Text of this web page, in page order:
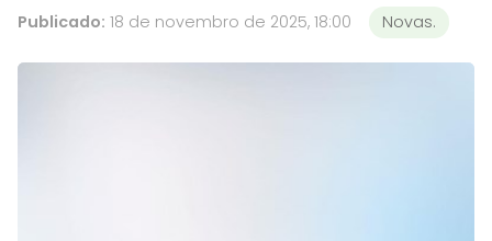
Publicado: 18 de novembro de 2025, 18:00 Novas.